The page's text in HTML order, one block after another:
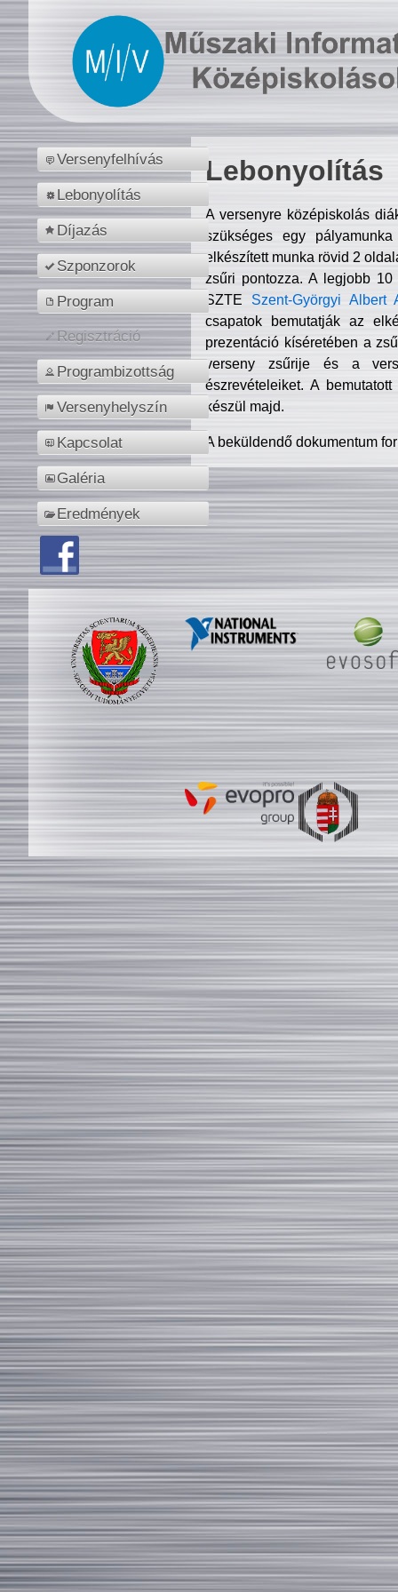
Versenyfelhívás
Lebonyolítás
Díjazás
Szponzorok
Program
Regisztráció
Programbizottság
Versenyhelyszín
Kapcsolat
Galéria
Eredmények
Lebonyolítás
A versenyre középiskolás
szükséges egy
elkészített munka rövid 2
zsűri pontozza. A legjobb
SZTE Szent-Györgyi Albert
csapatok bemutatják az
prezentáció kíséretében a
verseny zsűrije és a
észrevételeiket. A
készül majd.
A beküldendő dokumentum